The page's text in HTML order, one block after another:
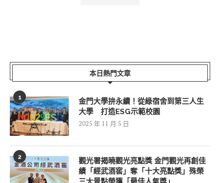
本日熱門文章
1
金門大學拚永續！從綠宿舍到第三人生
大學 打造ESG示範校園
2025 年 11 月 5 日
2
觀光署揭曉觀光亮點獎 金門觀光再創佳
績「經武酒窖」奪「十大亮點獎」殊榮